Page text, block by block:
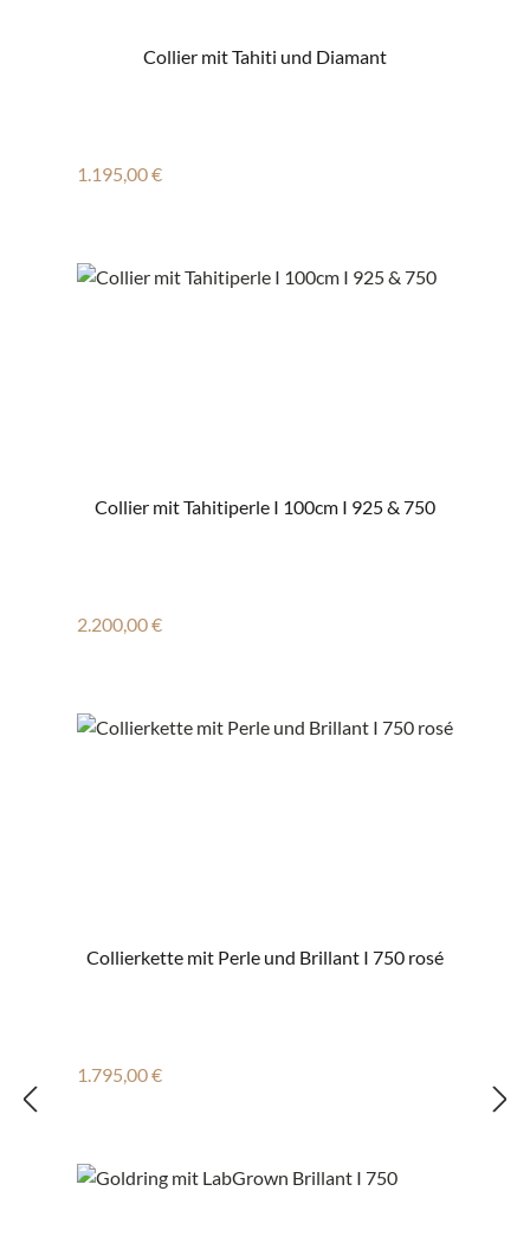
Collier mit Tahiti und Diamant
Regulärer Preis:
1.195,00 €
Collier mit Tahitiperle I 100cm I 925 & 750
Regulärer Preis:
2.200,00 €
Collierkette mit Perle und Brillant I 750 rosé
Regulärer Preis:
1.795,00 €